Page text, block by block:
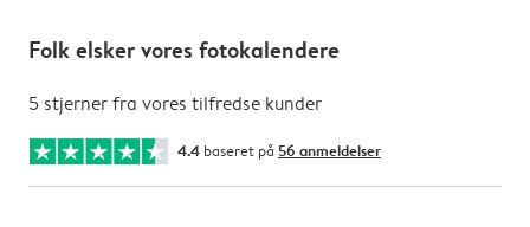
Folk elsker vores fotokalendere
5 stjerner fra vores tilfredse kunder
4.4 baseret på 56 anmeldelser